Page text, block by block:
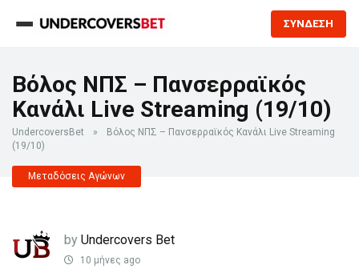
ΣΥΝΔΕΣΗ
Βόλος ΝΠΣ – Πανσερραϊκός
Κανάλι Live Streaming (19/10)
UndercoversBet »
Βόλος ΝΠΣ – Πανσερραϊκός Κανάλι Live Streaming
(19/10)
Μεταδόσεις Αγώνων
by Undercovers Bet
10 μήνες ago